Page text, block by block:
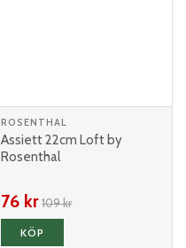
ROSENTHAL
Assiett 22cm Loft by
Rosenthal
76 kr 109 kr
KÖP